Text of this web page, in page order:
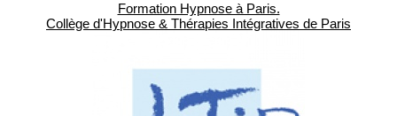
Formation Hypnose à Paris.
Collège d'Hypnose & Thérapies Intégratives de Paris